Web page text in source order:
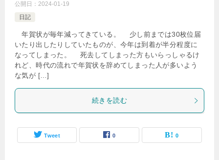
公開日： 2024-01-19
日記
年賀状が毎年減ってきている。 少し前までは30枚位届
いたり出したりしていたものが、今年は到着が半分程度に
なってしまった。 死去してしまった方もいらっしゃるけ
れど、時代の流れで年賀状を辞めてしまった人が多いよう
な気が […]
続きを読む
Tweet 0 0